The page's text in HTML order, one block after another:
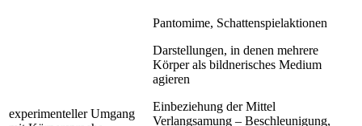
experimenteller Umgang
Pantomime, Schattenspielaktionen
Darstellungen, in denen mehrere
Körper als bildnerisches Medium
agieren
Einbeziehung der Mittel
Verlangsamung – Beschleunigung,